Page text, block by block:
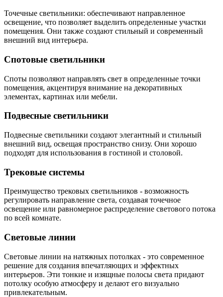
Точечные светильники: обеспечивают направленное
освещение, что позволяет выделить определенные участки
помещения. Они также создают стильный и современный
внешний вид интерьера.
Спотовые светильники
Споты позволяют направлять свет в определенные точки
помещения, акцентируя внимание на декоративных
элементах, картинах или мебели.
Подвесные светильники
Подвесные светильники создают элегантный и стильный
внешний вид, освещая пространство снизу. Они хорошо
подходят для использования в гостиной и столовой.
Трековые системы
Преимущество трековых светильников - возможность
регулировать направление света, создавая точечное
освещение или равномерное распределение светового потока
по всей комнате.
Световые линии
Световые линии на натяжных потолках - это современное
решение для создания впечатляющих и эффектных
интерьеров. Эти тонкие и изящные полосы света придают
потолку особую атмосферу и делают его визуально
привлекательным.